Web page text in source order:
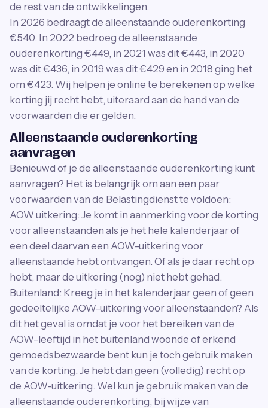
de rest van de ontwikkelingen.
In 2026 bedraagt de alleenstaande ouderenkorting
€540. In 2022 bedroeg de alleenstaande
ouderenkorting €449, in 2021 was dit €443, in 2020
was dit €436, in 2019 was dit €429 en in 2018 ging het
om €423. Wij helpen je online te berekenen op welke
korting jij recht hebt, uiteraard aan de hand van de
voorwaarden die er gelden.
Alleenstaande ouderenkorting
aanvragen
Benieuwd of je de alleenstaande ouderenkorting kunt
aanvragen? Het is belangrijk om aan een paar
voorwaarden van de Belastingdienst te voldoen:
AOW uitkering: Je komt in aanmerking voor de korting
voor alleenstaanden als je het hele kalenderjaar of
een deel daarvan een AOW-uitkering voor
alleenstaande hebt ontvangen. Of als je daar recht op
hebt, maar de uitkering (nog) niet hebt gehad.
Buitenland: Kreeg je in het kalenderjaar geen of geen
gedeeltelijke AOW-uitkering voor alleenstaanden? Als
dit het geval is omdat je voor het bereiken van de
AOW-leeftijd in het buitenland woonde of erkend
gemoedsbezwaarde bent kun je toch gebruik maken
van de korting. Je hebt dan geen (volledig) recht op
de AOW-uitkering. Wel kun je gebruik maken van de
alleenstaande ouderenkorting, bij wijze van